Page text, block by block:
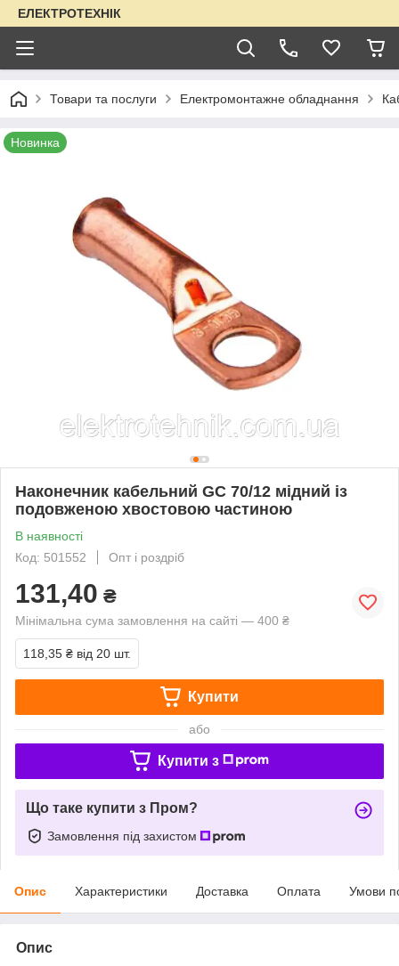
ЕЛЕКТРОТЕХНІК
Товари та послуги Електромонтажне обладнання
Новинка
Наконечник кабельний GC 70/12 мідний із
подовженою хвостовою частиною
В наявності
Код: 501552
Опт і роздріб
131,40 ₴
Мінімальна сума замовлення на сайті — 400 ₴
118,35 ₴ від 20 шт.
Купити
або
Купити з
Що таке купити з Пром?
Замовлення під захистом
Опис Характеристики Доставка Оплата Умови
Опис